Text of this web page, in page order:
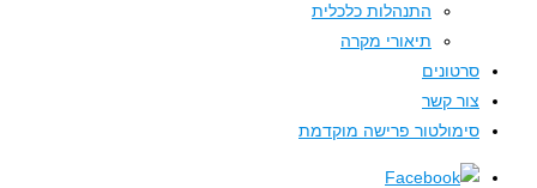
התנהלות כלכלית
תיאורי מקרה
סרטונים
צור קשר
סימולטור פרישה מוקדמת